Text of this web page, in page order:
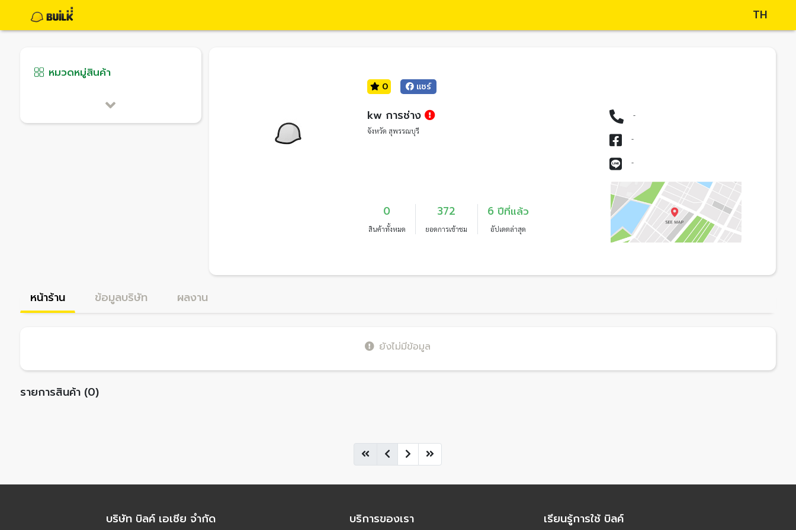
TH
หมวดหมู่สินค้า
0 แชร์
kw การช่าง
จังหวัด สุพรรณบุรี
0
สินค้าทั้งหมด
372
ยอดการเข้าชม
6 ปีที่แล้ว
อัปเดตล่าสุด
-
-
-
หน้าร้าน ข้อมูลบริษัท ผลงาน
ยังไม่มีข้อมูล
รายการสินค้า (0)
บริษัท บิลค์ เอเชีย จำกัด บริการของเรา เรียนรู้การใช้ บิลค์